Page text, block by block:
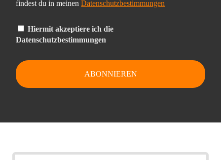
findest du in meinenDatenschutzbestimmungen
Hiermit akzeptiere ich die
Datenschutzbestimmungen